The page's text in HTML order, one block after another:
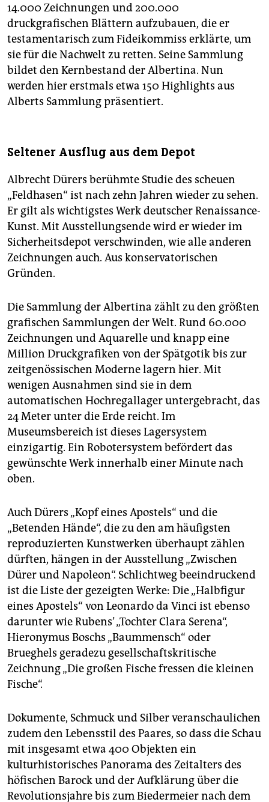
14.000 Zeichnungen und 200.000
druckgrafischen Blättern aufzubauen, die er
testamentarisch zum Fideikommiss erklärte, um
sie für die Nachwelt zu retten. Seine Sammlung
bildet den Kernbestand der Albertina. Nun
werden hier erstmals etwa 150 Highlights aus
Alberts Sammlung präsentiert.
Seltener Ausflug aus dem Depot
Albrecht Dürers berühmte Studie des scheuen
„Feldhasen“ ist nach zehn Jahren wieder zu sehen.
Er gilt als wichtigstes Werk deutscher Renaissance-
Kunst. Mit Ausstellungsende wird er wieder im
Sicherheitsdepot verschwinden, wie alle anderen
Zeichnungen auch. Aus konservatorischen
Gründen.
Die Sammlung der Albertina zählt zu den größten
grafischen Sammlungen der Welt. Rund 60.000
Zeichnungen und Aquarelle und knapp eine
Million Druckgrafiken von der Spätgotik bis zur
zeitgenössischen Moderne lagern hier. Mit
wenigen Ausnahmen sind sie in dem
automatischen Hochregallager untergebracht, das
24 Meter unter die Erde reicht. Im
Museumsbereich ist dieses Lagersystem
einzigartig. Ein Robotersystem befördert das
gewünschte Werk innerhalb einer Minute nach
oben.
Auch Dürers „Kopf eines Apostels“ und die
„Betenden Hände“, die zu den am häufigsten
reproduzierten Kunstwerken überhaupt zählen
dürften, hängen in der Ausstellung „Zwischen
Dürer und Napoleon“. Schlichtweg beeindruckend
ist die Liste der gezeigten Werke: Die „Halbfigur
eines Apostels“ von Leonardo da Vinci ist ebenso
darunter wie Rubens’ „Tochter Clara Serena“,
Hieronymus Boschs „Baummensch“ oder
Brueghels geradezu gesellschaftskritische
Zeichnung „Die großen Fische fressen die kleinen
Fische“.
Dokumente, Schmuck und Silber veranschaulichen
zudem den Lebensstil des Paares, so dass die Schau
mit insgesamt etwa 400 Objekten ein
kulturhistorisches Panorama des Zeitalters des
höfischen Barock und der Aufklärung über die
Revolutionsjahre bis zum Biedermeier nach dem